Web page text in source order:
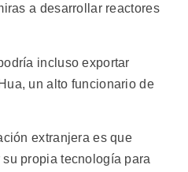
a desarrollar reactores
incluso exportar
un alto funcionario de
extranjera es que
propia tecnología para